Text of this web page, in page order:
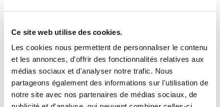
Ce site web utilise des cookies.
Les cookies nous permettent de personnaliser le contenu
et les annonces, d'offrir des fonctionnalités relatives aux
médias sociaux et d'analyser notre trafic. Nous
partageons également des informations sur l'utilisation de
notre site avec nos partenaires de médias sociaux, de
Aperçu du Code de conduite dans d'autres secteurs :
→ allemand
→français
→Italien